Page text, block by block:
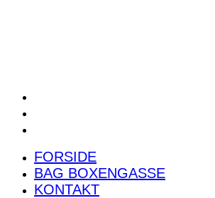
FORSIDE
BAG BOXENGASSE
KONTAKT